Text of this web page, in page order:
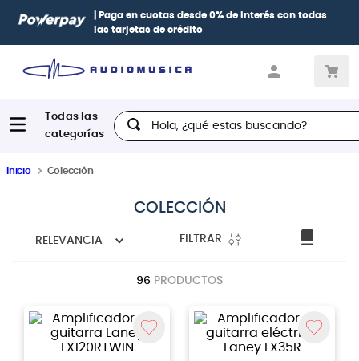
| Paga en cuotas desde 0% de interés con todas
las tarjetas de crédito
Hola, ¿qué estas buscando?
Inicio Colección
COLECCIÓN
RELEVANCIA FILTRAR
96 PRODUCTOS